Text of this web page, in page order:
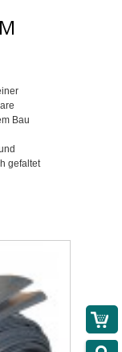
Bau
gefaltet